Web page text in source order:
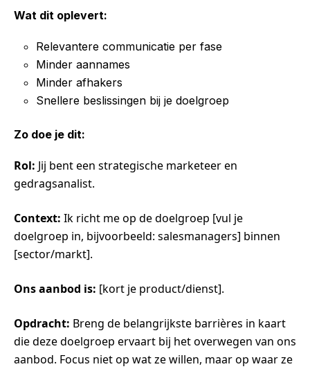
Wat dit oplevert:
Relevantere communicatie per fase
Minder aannames
Minder afhakers
Snellere beslissingen bij je doelgroep
Zo doe je dit:
Rol: Jij bent een strategische marketeer en
gedragsanalist.
Context: Ik richt me op de doelgroep [vul je
doelgroep in, bijvoorbeeld: salesmanagers] binnen
[sector/markt].
Ons aanbod is: [kort je product/dienst].
Opdracht: Breng de belangrijkste barrières in kaart
die deze doelgroep ervaart bij het overwegen van ons
aanbod. Focus niet op wat ze willen, maar op waar ze